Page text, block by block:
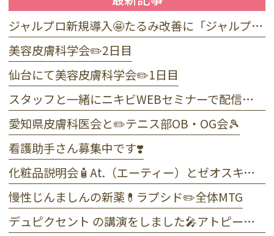
ジャルプロ新規導入🤩たるみ改善に「ジャルプロ・スーパーハイドロ」💉目元のくま・小じわに「ジャルプロヤングアイ」👀
美容皮膚科学会✏️2日目
仙台にて美容皮膚科学会✏️1日目
スタッフと一緒にニキビWEBセミナーで配信しました☺️
愛知県皮膚科医会と✏️テニス部OB・OG会🎾
看護助手さん募集中です❣️
化粧品説明会🧴At.（エーティー）とゼオスキンヘルス
慢性じんましんの新薬💊ラプシド✏️全体MTG
デュピクセント の講演をしました🎤アトピー性皮膚炎